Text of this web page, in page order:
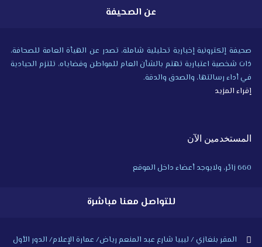
عن الصحيفة
صحيفة إلكترونية إخبارية تحليلية شاملة، تصدر عن الهيأة العامة للصحافة،
ذات شخصية اعتبارية تهتم بالشأن العام للمواطن وقضاياه، تلتزم الحيادية
في أداء رسالتها، والصدق والدقة.
إقراء المزيد
المستخدمين الآن
660 زائر، ولايوجد أعضاء داخل الموقع
للتواصل معنا مباشرة
المقر بنغازي / ليبيا شارع عبد المنعم رياض/ عمارة الإعلام/ الدور الأول